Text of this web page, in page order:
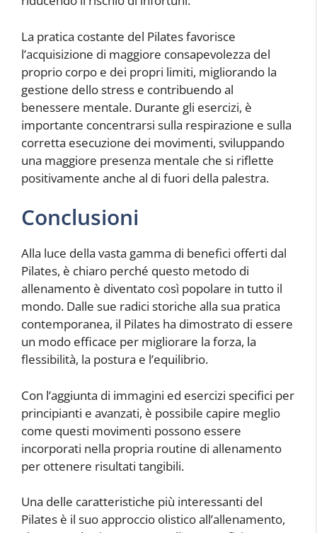
La pratica costante del Pilates favorisce
l’acquisizione di maggiore consapevolezza del
proprio corpo e dei propri limiti, migliorando la
gestione dello stress e contribuendo al
benessere mentale. Durante gli esercizi, è
importante concentrarsi sulla respirazione e sulla
corretta esecuzione dei movimenti, sviluppando
una maggiore presenza mentale che si riflette
positivamente anche al di fuori della palestra.
Conclusioni
Alla luce della vasta gamma di benefici offerti dal
Pilates, è chiaro perché questo metodo di
allenamento è diventato così popolare in tutto il
mondo. Dalle sue radici storiche alla sua pratica
contemporanea, il Pilates ha dimostrato di essere
un modo efficace per migliorare la forza, la
flessibilità, la postura e l’equilibrio.
Con l’aggiunta di immagini ed esercizi specifici per
principianti e avanzati, è possibile capire meglio
come questi movimenti possono essere
incorporati nella propria routine di allenamento
per ottenere risultati tangibili.
Una delle caratteristiche più interessanti del
Pilates è il suo approccio olistico all’allenamento,